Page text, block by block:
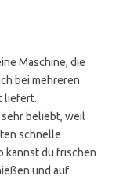
Maschine, die
bei mehreren
liefert.
beliebt, weil
schnelle
kannst du frischen
und auf